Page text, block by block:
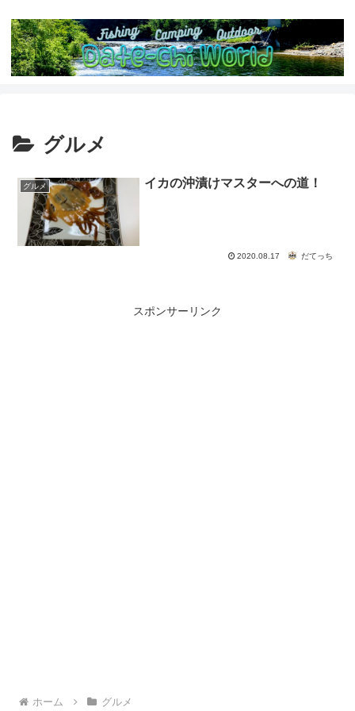
グルメ
グルメ イカの沖漬けマスターへの道！
2020.08.17 だてっち
スポンサーリンク
ホーム グルメ